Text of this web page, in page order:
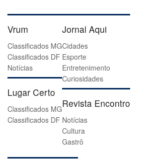
Vrum
Classificados MG
Classificados DF
Notícias
Lugar Certo
Classificados MG
Classificados DF
Jornal Aqui
Cidades
Esporte
Entretenimento
Curiosidades
Revista Encontro
Notícias
Cultura
Gastrô